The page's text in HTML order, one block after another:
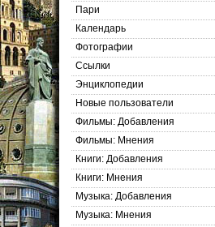
Пари
Календарь
Фотографии
Ссылки
Энциклопедии
Новые пользователи
Фильмы: Добавления
Фильмы: Мнения
Книги: Добавления
Книги: Мнения
Музыка: Добавления
Музыка: Мнения